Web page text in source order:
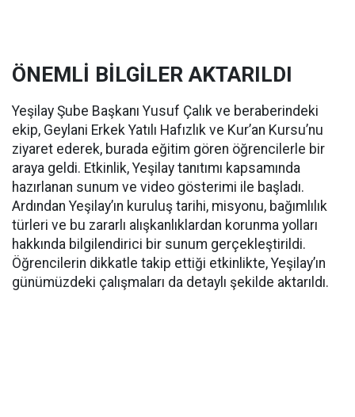
ÖNEMLİ BİLGİLER AKTARILDI
Yeşilay Şube Başkanı Yusuf Çalık ve beraberindeki
ekip, Geylani Erkek Yatılı Hafızlık ve Kur’an Kursu’nu
ziyaret ederek, burada eğitim gören öğrencilerle bir
araya geldi. Etkinlik, Yeşilay tanıtımı kapsamında
hazırlanan sunum ve video gösterimi ile başladı.
Ardından Yeşilay’ın kuruluş tarihi, misyonu, bağımlılık
türleri ve bu zararlı alışkanlıklardan korunma yolları
hakkında bilgilendirici bir sunum gerçekleştirildi.
Öğrencilerin dikkatle takip ettiği etkinlikte, Yeşilay’ın
günümüzdeki çalışmaları da detaylı şekilde aktarıldı.